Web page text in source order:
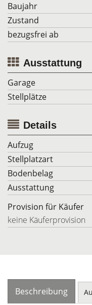
Baujahr
Zustand
bezugsfrei ab
Ausstattung
Garage
Stellplätze
Details
Aufzug
Stellplatzart
Bodenbelag
Ausstattung
Provision für Käufer
keine Käuferprovision
Beschreibung